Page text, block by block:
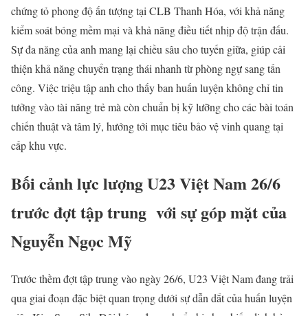
chứng tỏ phong độ ấn tượng tại CLB Thanh Hóa, với khả năng
kiểm soát bóng mềm mại và khả năng điều tiết nhịp độ trận đấu.
Sự đa năng của anh mang lại chiều sâu cho tuyến giữa, giúp cải
thiện khả năng chuyển trạng thái nhanh từ phòng ngự sang tấn
công. Việc triệu tập anh cho thấy ban huấn luyện không chỉ tin
tưởng vào tài năng trẻ mà còn chuẩn bị kỹ lưỡng cho các bài toán
chiến thuật và tâm lý, hướng tới mục tiêu bảo vệ vinh quang tại
cấp khu vực.
Bối cảnh lực lượng U23 Việt Nam 26/6
trước đợt tập trung với sự góp mặt của
Nguyễn Ngọc Mỹ
Trước thềm đợt tập trung vào ngày 26/6, U23 Việt Nam đang trải
qua giai đoạn đặc biệt quan trọng dưới sự dẫn dắt của huấn luyện